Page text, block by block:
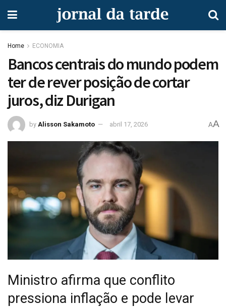
Home ECONOMIA
Bancos centrais do mundo podem
ter de rever posição de cortar
juros, diz Durigan
by Alisson Sakamoto abril 17, 2026 AA
Ministro afirma que conflito
pressiona inflação e pode levar